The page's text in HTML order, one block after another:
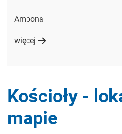
Ambona
więcej
Kościoły -
mapie